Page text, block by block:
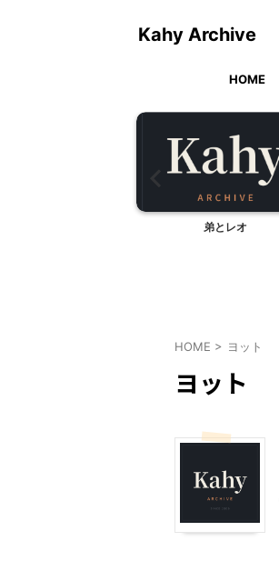
Kahy Archive
HOME
弟とレオ
HOME > ヨット
ヨット